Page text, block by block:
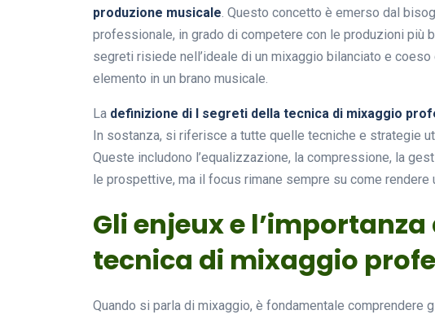
produzione musicale. Questo concetto è emerso dal
professionale, in grado di competere con le produzioni più
segreti risiede nell’ideale di un mixaggio bilanciato e
elemento in un brano musicale.
La definizione di I segreti della tecnica di mixaggio
In sostanza, si riferisce a tutte quelle tecniche e strategie
Queste includono l’equalizzazione, la compressione, la
le prospettive, ma il focus rimane sempre su come
Gli enjeux e
tecnica di mixaggio
Quando si parla di mixaggio, è fondamentale comprendere